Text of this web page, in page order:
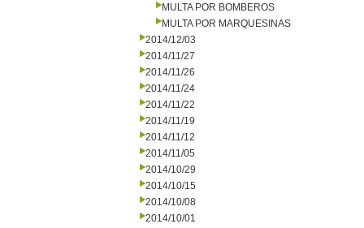
MULTA POR BOMBEROS
MULTA POR MARQUESINAS
2014/12/03
2014/11/27
2014/11/26
2014/11/24
2014/11/22
2014/11/19
2014/11/12
2014/11/05
2014/10/29
2014/10/15
2014/10/08
2014/10/01